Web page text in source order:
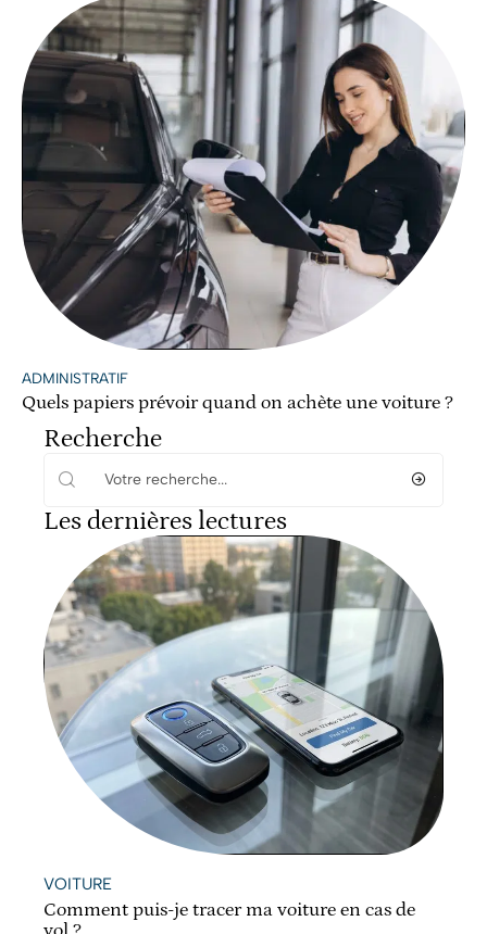
ADMINISTRATIF
Quels papiers prévoir quand on achète une voiture ?
Recherche
Les dernières lectures
VOITURE
Comment puis-je tracer ma voiture en cas de